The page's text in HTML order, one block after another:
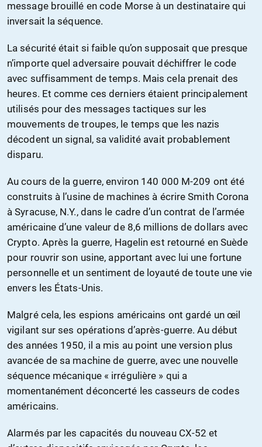
message brouillé en code Morse à un destinataire qui
inversait la séquence.
La sécurité était si faible qu’on supposait que presque
n’importe quel adversaire pouvait déchiffrer le code
avec suffisamment de temps. Mais cela prenait des
heures. Et comme ces derniers étaient principalement
utilisés pour des messages tactiques sur les
mouvements de troupes, le temps que les nazis
décodent un signal, sa validité avait probablement
disparu.
Au cours de la guerre, environ 140 000 M-209 ont été
construits à l’usine de machines à écrire Smith Corona
à Syracuse, N.Y., dans le cadre d’un contrat de l’armée
américaine d’une valeur de 8,6 millions de dollars avec
Crypto. Après la guerre, Hagelin est retourné en Suède
pour rouvrir son usine, apportant avec lui une fortune
personnelle et un sentiment de loyauté de toute une vie
envers les États-Unis.
Malgré cela, les espions américains ont gardé un œil
vigilant sur ses opérations d’après-guerre. Au début
des années 1950, il a mis au point une version plus
avancée de sa machine de guerre, avec une nouvelle
séquence mécanique « irrégulière » qui a
momentanément déconcerté les casseurs de codes
américains.
Alarmés par les capacités du nouveau CX-52 et